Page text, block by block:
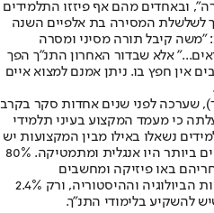
ובאחדים מהם אף פיזזו התלמידים
לשלשלת המסירה בת אלפיים השנה
קיבל תורה מסיני ומסרה
אלא שבדור האחרון התנ"ך הפך
אין חפץ בו. ניתן אמנם למצוא איים
שערכה לפני שנים אחדות סקר בקרב
כי מעמד המקצוע בעיני תלמידי
נשאלו באילו מבין המקצועות יש
להשקיע יותר. המקצועות הפופולריים ביותר היו אנגלית ומתמטיקה. 80%
באו פיזיקה ומחשבים
(35%-30%). 13% הצביעו על מקצועות הביולוגיה וההיסטוריה, ורק 2.4%
להשקיע בלימודי התנ"ך.